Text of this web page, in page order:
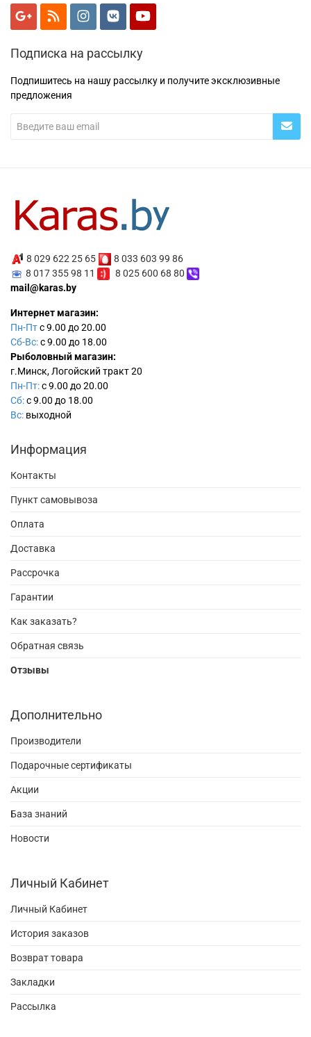
Подписка на рассылку
Подпишитесь на нашу рассылку и получите эксклюзивные
предложения
8 029 622 25 65
8 033 603 99 86
8 017 355 98 11
8 025 600 68 80
mail@karas.by
Интернет магазин:
Пн-Птс 9.00 до 20.00
Сб-Вс:с 9.00 до 18.00
Рыболовный магазин:
г.Минск, Логойский тракт 20
Пн-Пт:с 9.00 до 20.00
Сб:с 9.00 до 18.00
Вс: выходной
Информация
Контакты
Пункт самовывоза
Оплата
Доставка
Рассрочка
Гарантии
Как заказать?
Обратная связь
Отзывы
Дополнительно
Производители
Подарочные сертификаты
Акции
База знаний
Новости
Личный Кабинет
Личный Кабинет
История заказов
Возврат товара
Закладки
Рассылка